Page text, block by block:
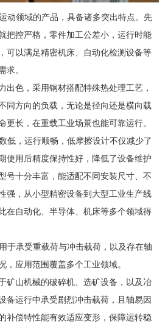
动领域的产品，具备诸多突出特点。先
把控严格，零件加工公差小，运行时能
可以满足精密机床、自动化检测设备等
求。
出色，采用钢材搭配特殊热处理工艺，
同方向的负载，无论是径向还是横向载
更长，在重载工业场景也能可靠运行。
低，运行顺畅，低摩擦设计不仅减少了
使用后精度保持性好，降低了设备维护
号十分丰富，能适配不同安装尺寸、不
强，从小型精密设备到大型工业生产线
在自动化、半导体、机床等多个领域得
于承受重载荷与冲击载荷，以及存在轴
，应用范围覆盖多个工业领域。
矿山机械的破碎机、选矿设备，以及冶
备运行中承受剧烈冲击载荷，且轴易因
补偿特性能有效适应变形，保障运转稳